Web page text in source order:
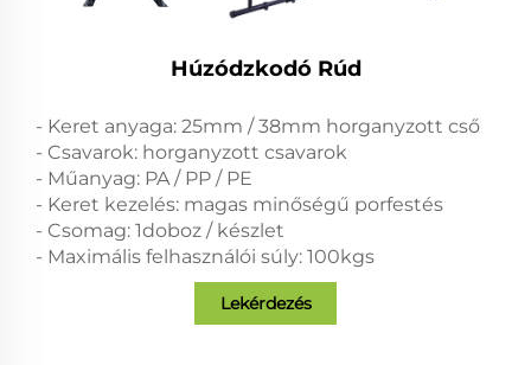
Húzódzkodó Rúd
- Keret anyaga: 25mm / 38mm horganyzott cső
- Csavarok: horganyzott csavarok
- Műanyag: PA / PP / PE
- Keret kezelés: magas minőségű porfestés
- Csomag: 1doboz / készlet
- Maximális felhasználói súly: 100kgs
Lekérdezés